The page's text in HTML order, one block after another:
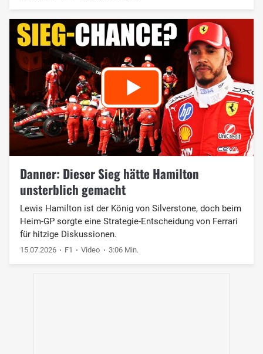
Danner: Dieser Sieg hätte Hamilton
unsterblich gemacht
Lewis Hamilton ist der König von Silverstone, doch beim
Heim-GP sorgte eine Strategie-Entscheidung von Ferrari
für hitzige Diskussionen.
15.07.2026 F1 Video 3:06 Min.